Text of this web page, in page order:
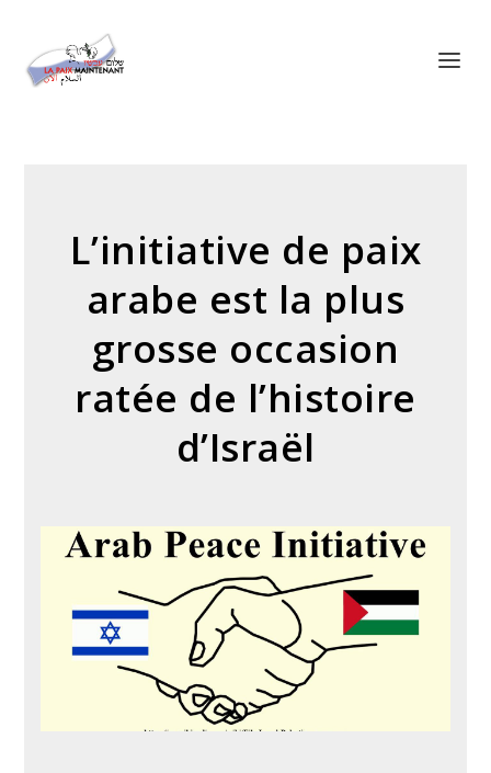
L’initiative de paix
arabe est la plus
grosse occasion
ratée de l’histoire
d’Israël